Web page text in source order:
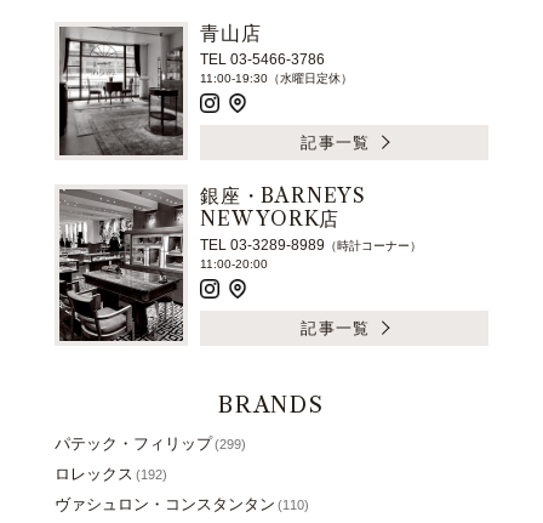
青山店
TEL 03-5466-3786
11:00-19:30（水曜日定休）
記事一覧
銀座・BARNEYS
NEW YORK店
TEL 03-3289-8989 （時計コーナー）
11:00-20:00
記事一覧
BRANDS
パテック・フィリップ(299)
ロレックス (192)
ヴァシュロン・コンスタンタン (110)